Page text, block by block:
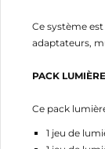
Ce système
adaptateurs,
PACK
Ce pack
1 jeu de